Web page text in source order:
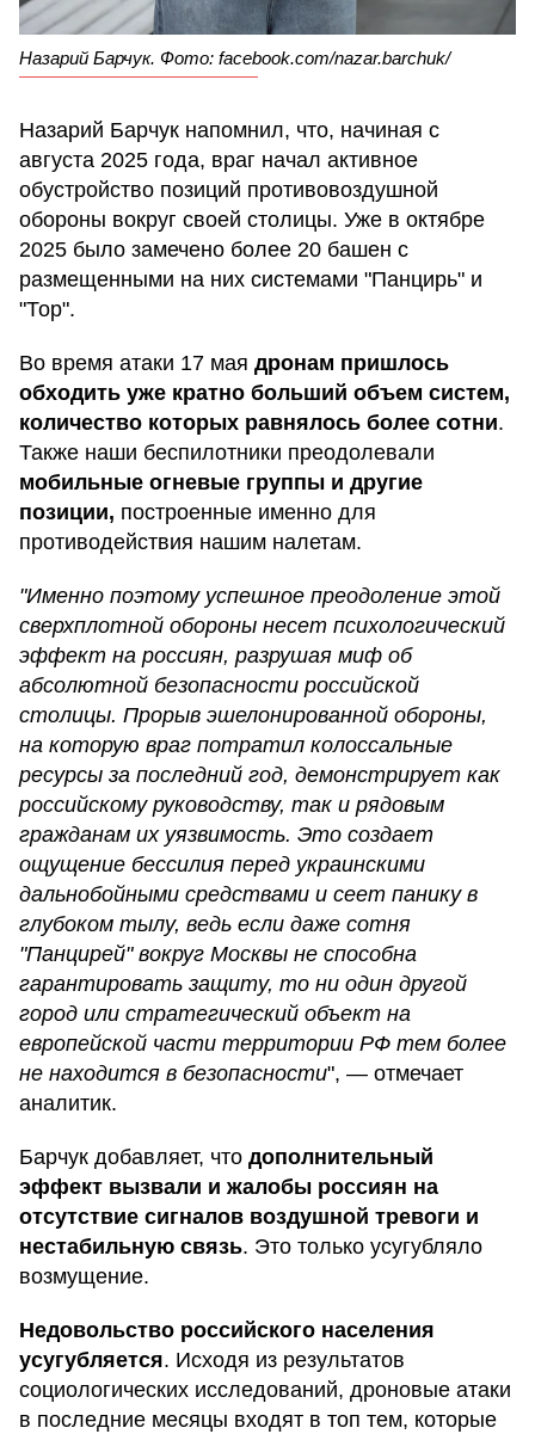
Назарий Барчук. Фото: facebook.com/nazar.barchuk/
Назарий Барчук напомнил, что, начиная с
августа 2025 года, враг начал активное
обустройство позиций противовоздушной
обороны вокруг своей столицы. Уже в октябре
2025 было замечено более 20 башен с
размещенными на них системами "Панцирь" и
"Тор".
Во время атаки 17 мая дронам пришлось
обходить уже кратно больший объем систем,
количество которых равнялось более сотни.
Также наши беспилотники преодолевали
мобильные огневые группы и другие
позиции, построенные именно для
противодействия нашим налетам.
"Именно поэтому успешное преодоление этой
сверхплотной обороны несет психологический
эффект на россиян, разрушая миф об
абсолютной безопасности российской
столицы. Прорыв эшелонированной обороны,
на которую враг потратил колоссальные
ресурсы за последний год, демонстрирует как
российскому руководству, так и рядовым
гражданам их уязвимость. Это создает
ощущение бессилия перед украинскими
дальнобойными средствами и сеет панику в
глубоком тылу, ведь если даже сотня
"Панцирей" вокруг Москвы не способна
гарантировать защиту, то ни один другой
город или стратегический объект на
европейской части территории РФ тем более
не находится в безопасности", — отмечает
аналитик.
Барчук добавляет, что дополнительный
эффект вызвали и жалобы россиян на
отсутствие сигналов воздушной тревоги и
нестабильную связь. Это только усугубляло
возмущение.
Недовольство российского населения
усугубляется. Исходя из результатов
социологических исследований, дроновые атаки
в последние месяцы входят в топ тем, которые